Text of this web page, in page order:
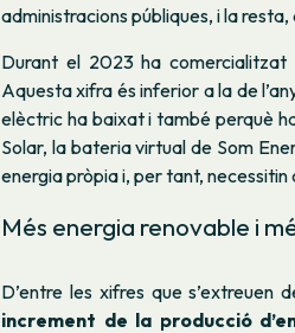
administracions públiques, i la
Durant el 2023 ha comercialitzat
Aquesta xifra és inferior a la de
elèctric ha baixat i també perquè
Solar, la bateria virtual de Som
energia pròpia i, per tant,
Més energia renovable i
D’entre les xifres que s’extreuen
increment de la producció